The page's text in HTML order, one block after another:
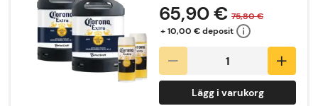
65,90 € 75,80 €
+ 10,00 € deposit
Lägg i varukorg